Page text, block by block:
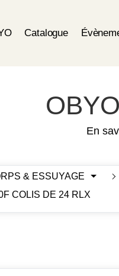
Catalogue
En
& ESSUYAGE
COLIS DE 24 RLX